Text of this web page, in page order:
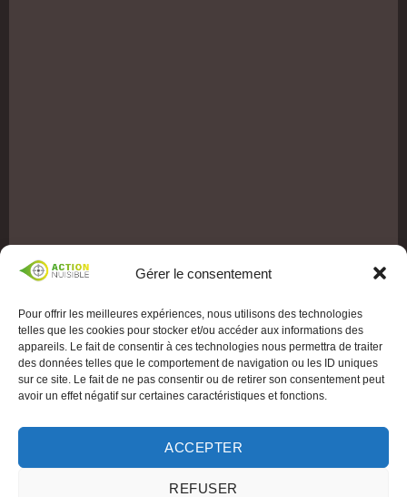
Gérer le consentement
Pour offrir les meilleures expériences, nous utilisons des technologies
telles que les cookies pour stocker et/ou accéder aux informations des
appareils. Le fait de consentir à ces technologies nous permettra de traiter
des données telles que le comportement de navigation ou les ID uniques
sur ce site. Le fait de ne pas consentir ou de retirer son consentement peut
avoir un effet négatif sur certaines caractéristiques et fonctions.
ACCEPTER
REFUSER